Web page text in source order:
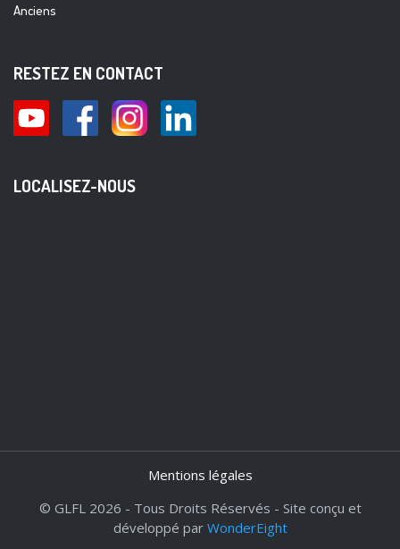
Anciens
RESTEZ EN CONTACT
LOCALISEZ-NOUS
Mentions légales
© GLFL 2026 - Tous Droits Réservés - Site conçu et
développé par WonderEight